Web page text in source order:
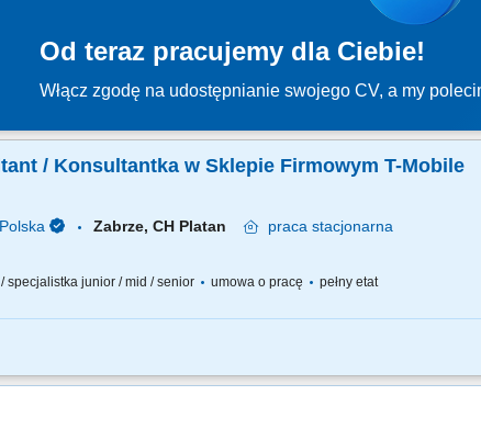
Od teraz pracujemy dla Ciebie!
Włącz zgodę na udostępnianie swojego CV, a my
/ Konsultantka w Sklepie Firmowym T-Mobile
Zabrze, CH Platan praca stacjonarna
specjalistka junior / mid / senior umowa o pracę pełny etat
na Ciebie czekają: 70% bieżąca obsługa klienta i obowiązki salonowe,